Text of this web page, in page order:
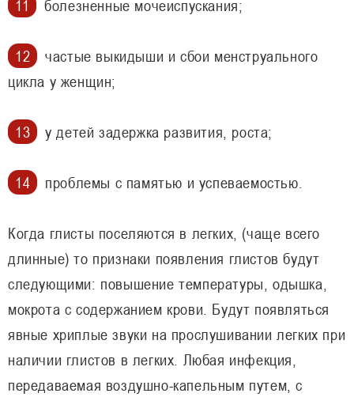
болезненные мочеиспускания;
частые выкидыши и сбои менструального
цикла у женщин;
у детей задержка развития, роста;
проблемы с памятью и успеваемостью.
Когда глисты поселяются в легких, (чаще всего
длинные) то признаки появления глистов будут
следующими: повышение температуры, одышка,
мокрота с содержанием крови. Будут появляться
явные хриплые звуки на прослушивании легких при
наличии глистов в легких. Любая инфекция,
передаваемая воздушно-капельным путем, с